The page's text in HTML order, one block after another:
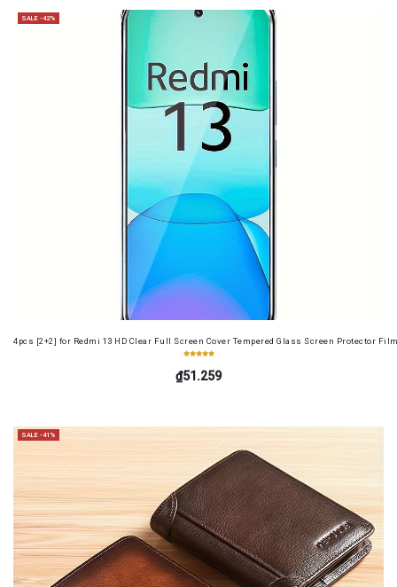
SALE -42%
4pcs [2+2] for Redmi 13 HD Clear Full Screen Cover Tempered Glass Screen Protector
₫51.259
SALE -41%